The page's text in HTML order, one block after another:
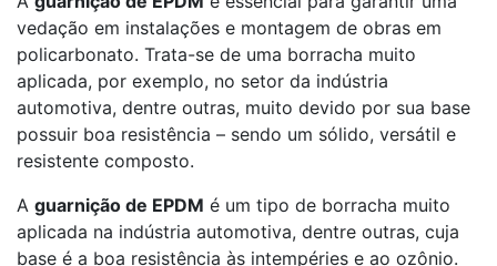
vedação em instalações e montagem de obras em
policarbonato. Trata-se de uma borracha muito
aplicada, por exemplo, no setor da indústria
automotiva, dentre outras, muito devido por sua base
possuir boa resistência – sendo um sólido, versátil e
resistente composto.
A guarnição de EPDM é um tipo de borracha muito
aplicada na indústria automotiva, dentre outras, cuja
base é a boa resistência às intempéries e ao ozônio.